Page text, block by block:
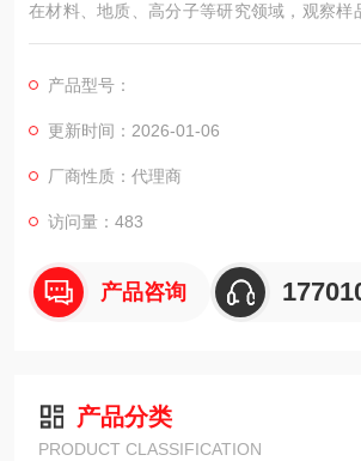
在材料、地质、高分子等研究领域，观察样
观动态变化是一项重要分析手段。Linkam
设备联用，为科研人员提供了原位观察样品
过程的条件。
产品型号：
更新时间：2026-01-06
厂商性质：代理商
访问量：483
产品咨询
产品分类
PRODUCT CLASSIFICATION